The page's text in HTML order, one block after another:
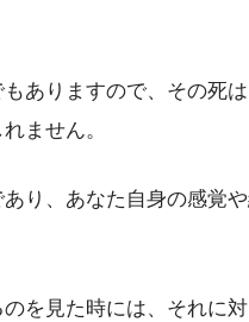
ありますので、その死
ません。
り、あなた自身の感覚
を見た時には、それに